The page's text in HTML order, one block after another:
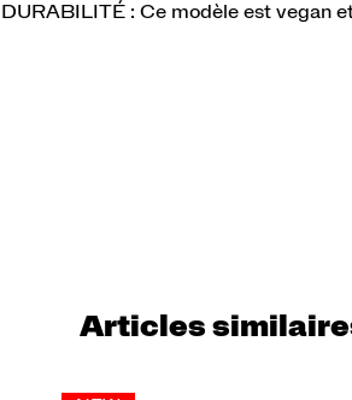
Articles
DURABILITÉ : Ce modèle est vegan